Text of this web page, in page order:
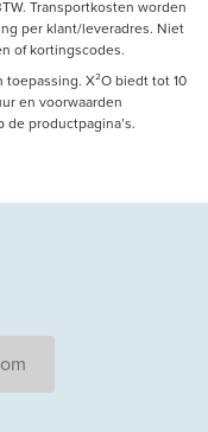
Transportkosten worden
per klant/leveradres. Niet
of kortingscodes.
X²O biedt tot 10
en voorwaarden
productpagina’s.